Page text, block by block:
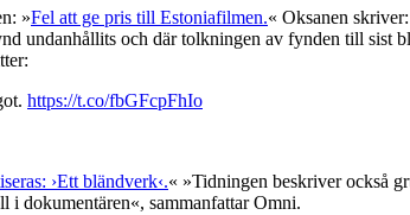
»Fel att ge pris till Estoniafilmen.« Oksanen
undanhållits och där tolkningen av fynden till sist
https://t.co/fbGFcpFhIo
›Ett bländverk‹.« »Tidningen beskriver också
i dokumentären«, sammanfattar Omni.